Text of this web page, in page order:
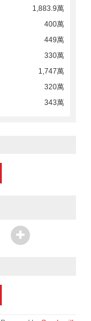
1,883.9萬
400萬
449萬
330萬
1,747萬
320萬
343萬